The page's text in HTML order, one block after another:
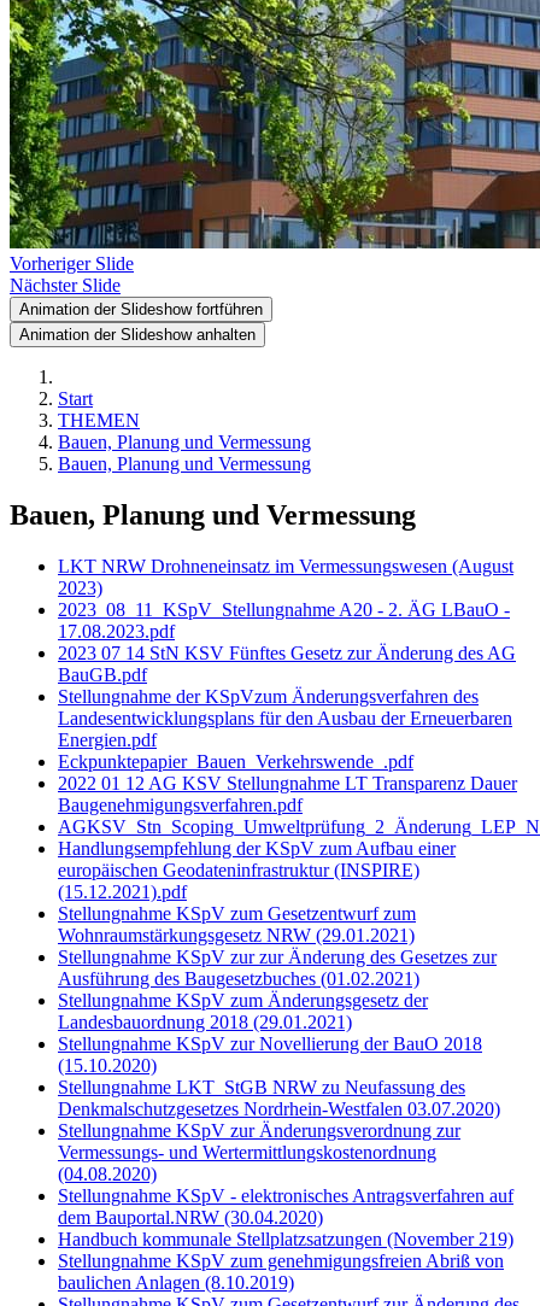
Vorheriger Slide
Nächster Slide
Animation der Slideshow fortführen
Animation der Slideshow anhalten
Start
THEMEN
Bauen, Planung und Vermessung
Bauen, Planung und Vermessung
Bauen, Planung und Vermessung
LKT NRW Drohneneinsatz im Vermessungswesen (August
2023)
2023_08_11_KSpV_Stellungnahme A20 - 2. ÄG LBauO -
17.08.2023.pdf
2023 07 14 StN KSV Fünftes Gesetz zur Änderung des AG
BauGB.pdf
Stellungnahme der KSpVzum Änderungsverfahren des
Landesentwicklungsplans für den Ausbau der Erneuerbaren
Energien.pdf
Eckpunktepapier_Bauen_Verkehrswende_.pdf
2022 01 12 AG KSV Stellungnahme LT Transparenz Dauer
Baugenehmigungsverfahren.pdf
Handlungsempfehlung der KSpV zum Aufbau einer
europäischen Geodateninfrastruktur (INSPIRE)
(15.12.2021).pdf
Stellungnahme KSpV zum Gesetzentwurf zum
Wohnraumstärkungsgesetz NRW (29.01.2021)
Stellungnahme KSpV zur zur Änderung des Gesetzes zur
Ausführung des Baugesetzbuches (01.02.2021)
Stellungnahme KSpV zum Änderungsgesetz der
Landesbauordnung 2018 (29.01.2021)
Stellungnahme KSpV zur Novellierung der BauO 2018
(15.10.2020)
Stellungnahme LKT_StGB NRW zu Neufassung des
Denkmalschutzgesetzes Nordrhein-Westfalen 03.07.2020)
Stellungnahme KSpV zur Änderungsverordnung zur
Vermessungs- und Wertermittlungskostenordnung
(04.08.2020)
Stellungnahme KSpV - elektronisches Antragsverfahren auf
dem Bauportal.NRW (30.04.2020)
Handbuch kommunale Stellplatzsatzungen (November 219)
Stellungnahme KSpV zum genehmigungsfreien Abriß von
baulichen Anlagen (8.10.2019)